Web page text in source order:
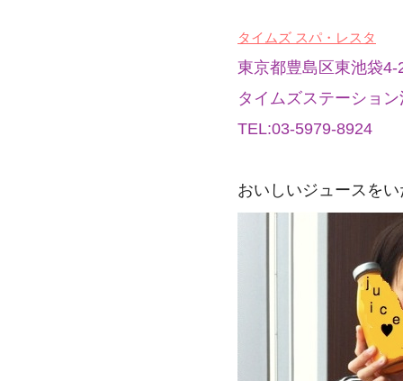
タイムズ スパ・レスタ
東京都豊島区東池袋4-
タイムズステーショ
TEL:03-5979-8924
おいしいジュースを